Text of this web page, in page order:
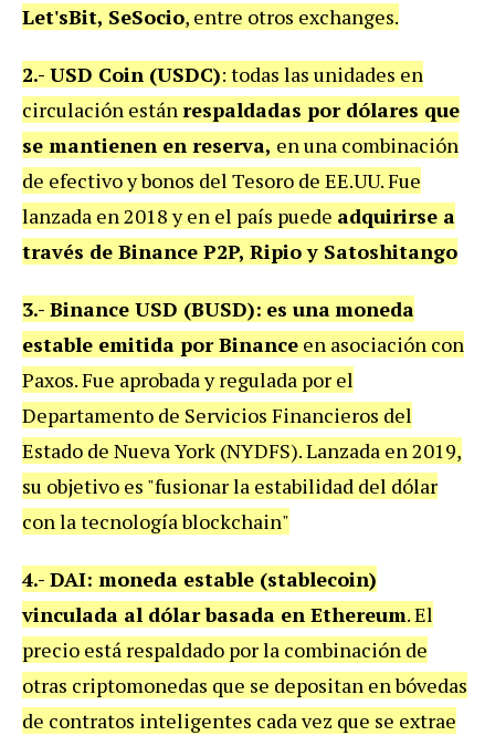
Let'sBit, SeSocio, entre otros exchanges.
2.- USD Coin (USDC): todas las unidades en
circulación estánrespaldadas por dólares que
se mantienen en reserva, en una combinación
de efectivo y bonos del Tesoro de EE.UU. Fue
lanzada en 2018 y en el país puede adquirirse a
través de Binance P2P, Ripio y Satoshitango
3.- Binance USD (BUSD): es unamoneda
estable emitida por Binance en asociación con
Paxos. Fue aprobada y regulada por el
Departamento de Servicios Financieros del
Estado de Nueva York (NYDFS). Lanzada en 2019,
su objetivo es "fusionar la estabilidad del dólar
con la tecnología blockchain"
4.- DAI: moneda estable (stablecoin)
vinculada al dólar basada en Ethereum. El
precio está respaldado por la combinación de
otras criptomonedas que se depositan en bóvedas
de contratos inteligentes cada vez que se extrae